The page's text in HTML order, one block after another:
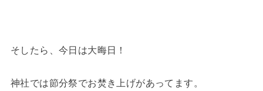
そしたら、今日は大晦日！
神社では節分祭でお焚き上げがあってます。